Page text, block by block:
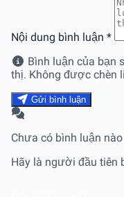
Nội dung bình luận *
Bình luận của bạn
thị. Không được chèn
Gửi bình luận
Chưa có bình luận nào
Hãy là người đầu tiên